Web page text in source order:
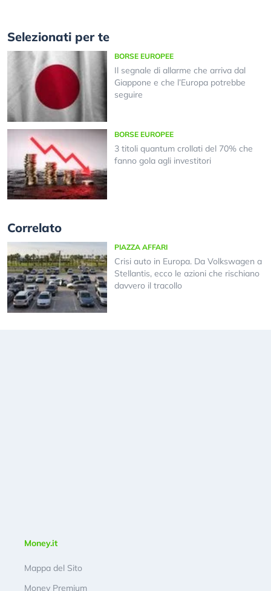
Selezionati per te
BORSE EUROPEE
Il segnale di allarme che arriva dal
Giappone e che l’Europa potrebbe
seguire
BORSE EUROPEE
3 titoli quantum crollati del 70% che
fanno gola agli investitori
Correlato
PIAZZA AFFARI
Crisi auto in Europa. Da Volkswagen a
Stellantis, ecco le azioni che rischiano
davvero il tracollo
Money.it
Mappa del Sito
Money Premium